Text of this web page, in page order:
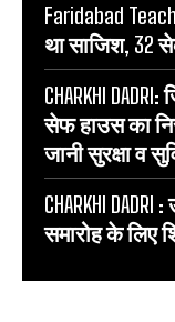
Faridabad
था साजिश, 32
CHARKHI
सेफ हाउस का
जानी सुरक्षा व
CHARKHI
समारोह के लिए